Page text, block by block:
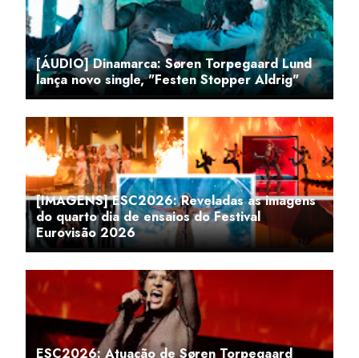
[ÁUDIO] Dinamarca: Søren Torpegaard Lund
lança novo single, "Festen Stopper Aldrig"
[IMAGENS] ESC2026: Reveladas as imagens
do quarto dia de ensaios do Festival
Eurovisão 2026
ESC2026: Atuação de Søren Torpegaard